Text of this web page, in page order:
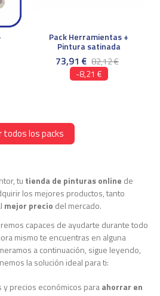
Pack Herramientas +
Pintura satinada
73,91 € 82,12 €
-8,21 €
todos los packs
tu tienda de pinturas online de
los mejores productos, tanto
mejor precio del mercado.
capaces de ayudarte durante todo
mismo te encuentras en alguna
a continuación, sigue leyendo,
la solución ideal para ti:
y precios económicos paraahorrar en